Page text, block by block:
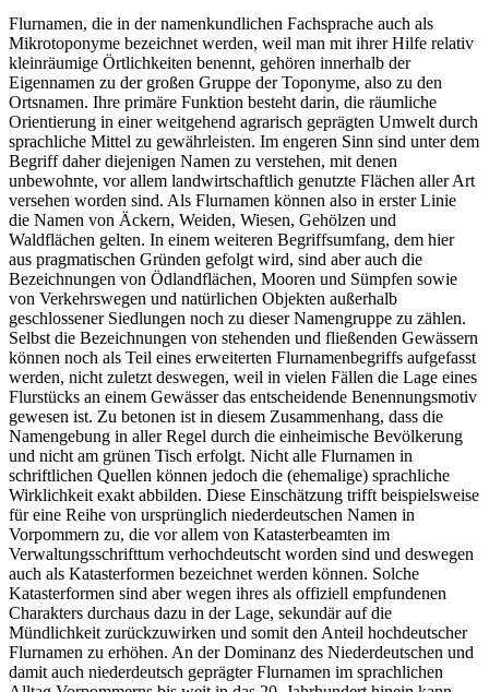
Flurnamen, die in der namenkundlichen Fachsprache auch als
Mikrotoponyme bezeichnet werden, weil man mit ihrer Hilfe relativ
kleinräumige Örtlichkeiten benennt, gehören innerhalb der
Eigennamen zu der großen Gruppe der Toponyme, also zu den
Ortsnamen. Ihre primäre Funktion besteht darin, die räumliche
Orientierung in einer weitgehend agrarisch geprägten Umwelt durch
sprachliche Mittel zu gewährleisten. Im engeren Sinn sind unter dem
Begriff daher diejenigen Namen zu verstehen, mit denen
unbewohnte, vor allem landwirtschaftlich genutzte Flächen aller Art
versehen worden sind. Als Flurnamen können also in erster Linie
die Namen von Äckern, Weiden, Wiesen, Gehölzen und
Waldflächen gelten. In einem weiteren Begriffsumfang, dem hier
aus pragmatischen Gründen gefolgt wird, sind aber auch die
Bezeichnungen von Ödlandflächen, Mooren und Sümpfen sowie
von Verkehrswegen und natürlichen Objekten außerhalb
geschlossener Siedlungen noch zu dieser Namengruppe zu zählen.
Selbst die Bezeichnungen von stehenden und fließenden Gewässern
können noch als Teil eines erweiterten Flurnamenbegriffs aufgefasst
werden, nicht zuletzt deswegen, weil in vielen Fällen die Lage eines
Flurstücks an einem Gewässer das entscheidende Benennungsmotiv
gewesen ist. Zu betonen ist in diesem Zusammenhang, dass die
Namengebung in aller Regel durch die einheimische Bevölkerung
und nicht am grünen Tisch erfolgt. Nicht alle Flurnamen in
schriftlichen Quellen können jedoch die (ehemalige) sprachliche
Wirklichkeit exakt abbilden. Diese Einschätzung trifft beispielsweise
für eine Reihe von ursprünglich niederdeutschen Namen in
Vorpommern zu, die vor allem von Katasterbeamten im
Verwaltungsschrifttum verhochdeutscht worden sind und deswegen
auch als Katasterformen bezeichnet werden können. Solche
Katasterformen sind aber wegen ihres als offiziell empfundenen
Charakters durchaus dazu in der Lage, sekundär auf die
Mündlichkeit zurückzuwirken und somit den Anteil hochdeutscher
Flurnamen zu erhöhen. An der Dominanz des Niederdeutschen und
damit auch niederdeutsch geprägter Flurnamen im sprachlichen